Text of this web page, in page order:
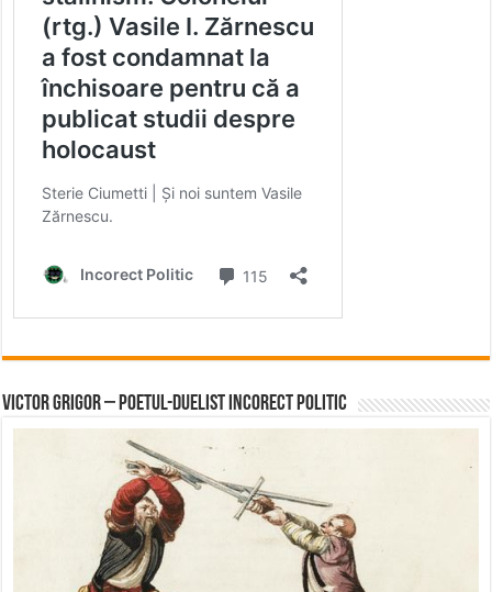
Victor Grigor – Poetul-Duelist Incorect Politic